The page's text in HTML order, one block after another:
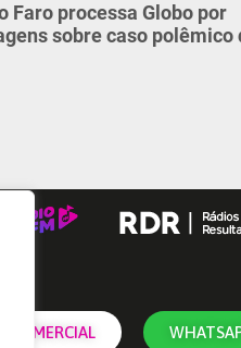
Faro processa Globo por
sobre caso polêmico
COMERCIAL